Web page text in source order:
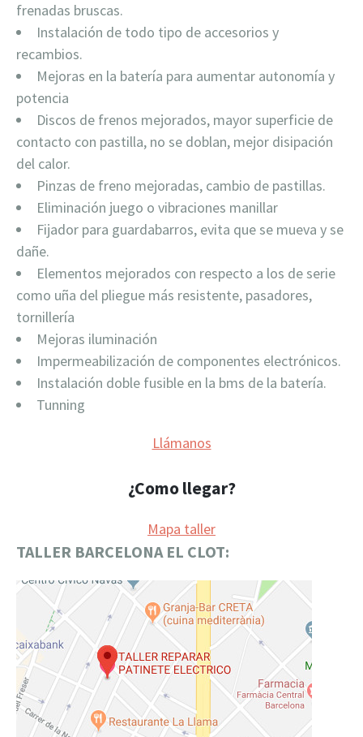
frenadas bruscas.
Instalación de todo tipo de accesorios y
recambios.
Mejoras en la batería para aumentar autonomía y
potencia
Discos de frenos mejorados, mayor superficie de
contacto con pastilla, no se doblan, mejor disipación
del calor.
Pinzas de freno mejoradas, cambio de pastillas.
Eliminación juego o vibraciones manillar
Fijador para guardabarros, evita que se mueva y se
dañe.
Elementos mejorados con respecto a los de serie
como uña del pliegue más resistente, pasadores,
tornillería
Mejoras iluminación
Impermeabilización de componentes electrónicos.
Instalación doble fusible en la bms de la batería.
Tunning
Llámanos
¿Como llegar?
Mapa taller
TALLER BARCELONA EL CLOT: